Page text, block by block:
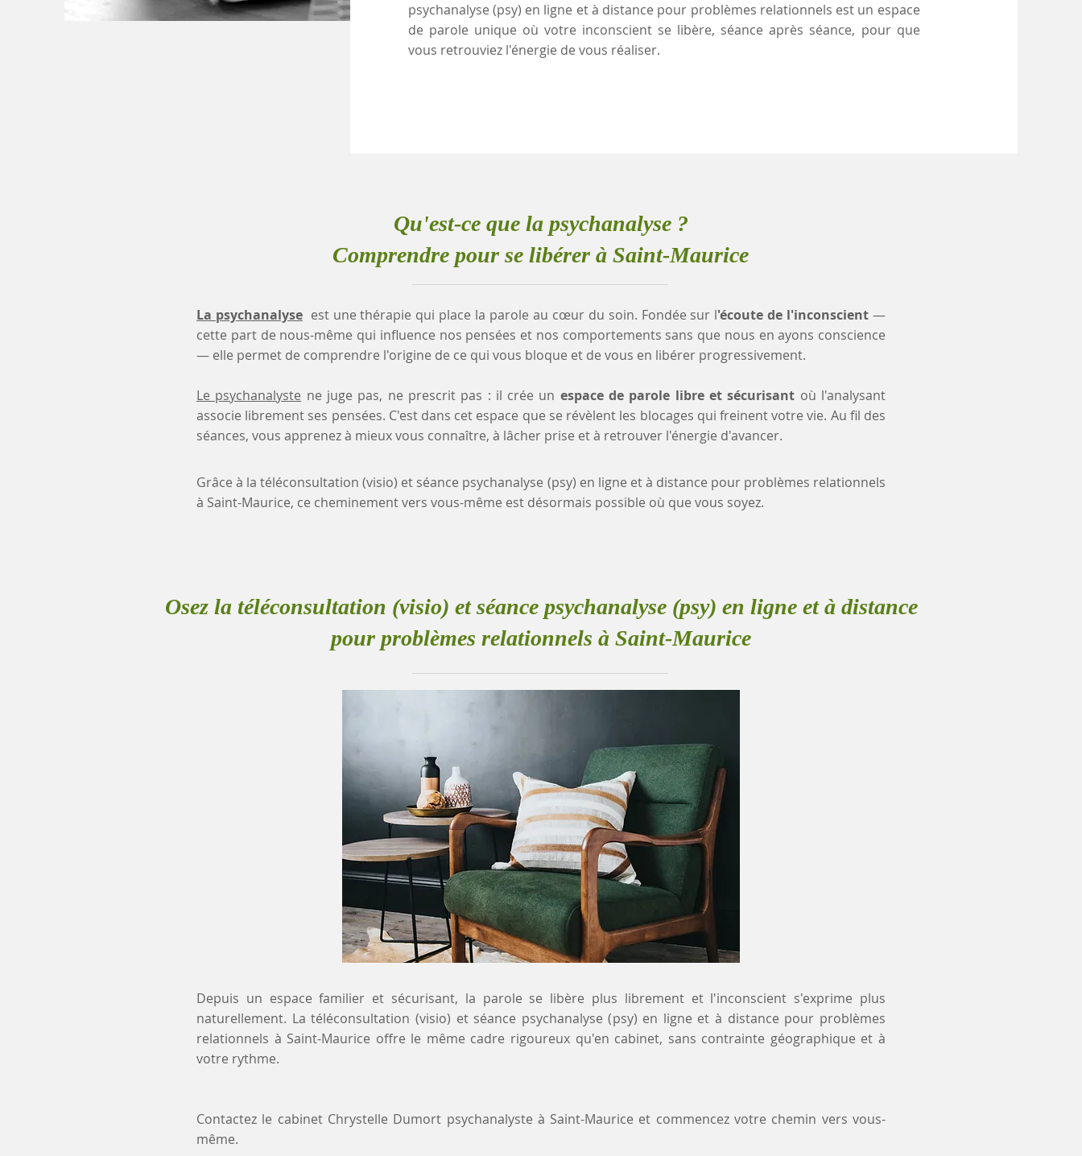
psychanalyse (psy) en ligne et à distance pour problèmes relationnels est un espace
de parole unique où votre inconscient se libère, séance après séance, pour que
vous retrouviez l'énergie de vous réaliser.
Qu'est-ce que la psychanalyse ?
Comprendre pour se libérer à Saint-Maurice
La psychanalyse est une thérapie qui place la parole au cœur du soin. Fondée sur l'écoute de l'inconscient—
cette part de nous-même qui influence nos pensées et nos comportements sans que nous en ayons conscience
— elle permet de comprendre l'origine de ce qui vous bloque et de vous en libérer progressivement.
Le psychanalyste ne juge pas, ne prescrit pas : il crée un espace de parole libre et sécurisant où l'analysant
associe librement ses pensées. C'est dans cet espace que se révèlent les blocages qui freinent votre vie. Au fil des
séances, vous apprenez à mieux vous connaître, à lâcher prise et à retrouver l'énergie d'avancer.
Grâce à la téléconsultation (visio) et séance psychanalyse (psy) en ligne et à distance pour problèmes relationnels
à Saint-Maurice, ce cheminement vers vous-même est désormais possible où que vous soyez.
Osez la téléconsultation (visio) et séance psychanalyse (psy) en ligne et à distance
pour problèmes relationnels à Saint-Maurice
Depuis un espace familier et sécurisant, la parole se libère plus librement et l'inconscient s'exprime plus
naturellement. La téléconsultation (visio) et séance psychanalyse (psy) en ligne et à distance pour problèmes
relationnels à Saint-Maurice offre le même cadre rigoureux qu'en cabinet, sans contrainte géographique et à
votre rythme.
Contactez le cabinet Chrystelle Dumort psychanalyste à Saint-Maurice et commencez votre chemin vers vous-
même.